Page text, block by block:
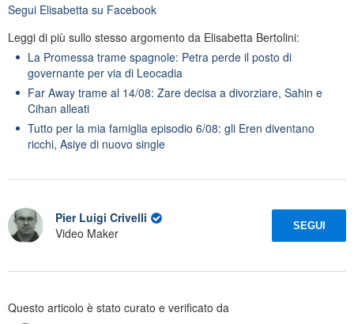
Segui Elisabetta su Facebook
Leggi di più sullo stesso argomento da Elisabetta Bertolini:
La Promessa trame spagnole: Petra perde il posto di
governante per via di Leocadia
Far Away trame al 14/08: Zare decisa a divorziare, Sahin e
Cihan alleati
Tutto per la mia famiglia episodio 6/08: gli Eren diventano
ricchi, Asiye di nuovo single
Pier Luigi Crivelli
Video Maker
SEGUI
Questo articolo è stato curato e verificato da